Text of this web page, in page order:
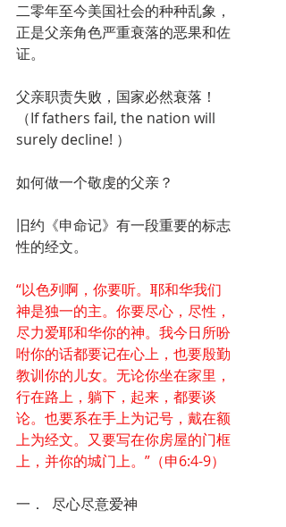
二零年至今美国社会的种种乱象，
正是父亲角色严重衰落的恶果和佐
证。
父亲职责失败，国家必然衰落！
（If fathers fail, the nation will
surely decline! ）
如何做一个敬虔的父亲？
旧约《申命记》有一段重要的标志
性的经文。
“以色列啊，你要听。耶和华我们
神是独一的主。你要尽心，尽性，
尽力爱耶和华你的神。我今日所吩
咐你的话都要记在心上，也要殷勤
教训你的儿女。无论你坐在家里，
行在路上，躺下，起来，都要谈
论。也要系在手上为记号，戴在额
上为经文。又要写在你房屋的门框
上，并你的城门上。”（申6:4-9）
一．	尽心尽意爱神